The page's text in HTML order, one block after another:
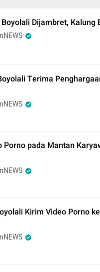
Dijambret, Kalung
Terima
Porno pada Mantan
Kirim Video Porno